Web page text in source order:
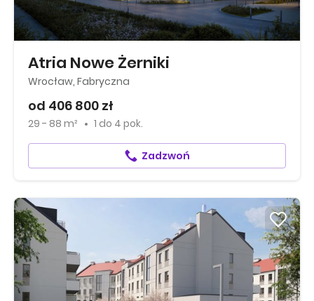
Atria Nowe Żerniki
Wrocław, Fabryczna
od 406 800 zł
29 - 88 m² 1 do 4 pok.
Zadzwoń